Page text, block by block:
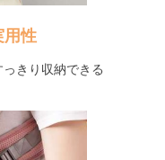
用性
きり収納できる